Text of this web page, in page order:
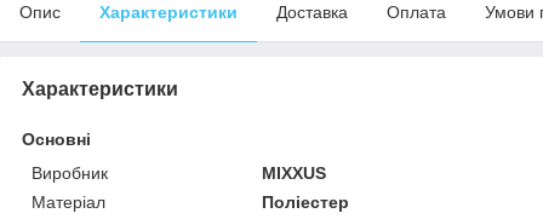
Опис Характеристики Доставка Оплата Умови
Характеристики
Основні
Виробник
MIXXUS
Матеріал
Поліестер